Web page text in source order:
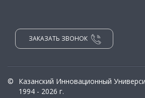
ЗАКАЗАТЬ ЗВОНОК
©
Казанский Инновационный
1994 - 2026 г.